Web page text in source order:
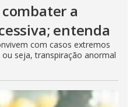
a
entenda
com casos extremos
seja, transpiração anormal